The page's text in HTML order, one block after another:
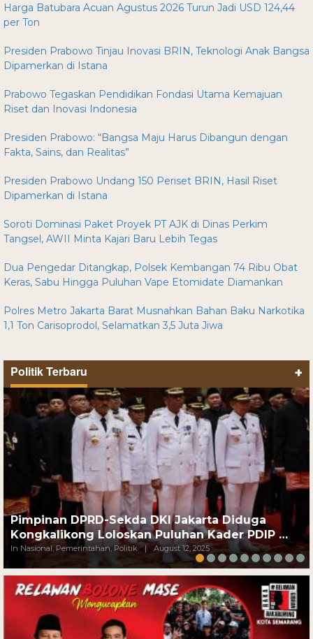
Harga Batubara Acuan Agustus 2026 Turun Jadi USD 124,44
per Ton
Presiden Prabowo Tinjau Inovasi BRIN, Teknologi Anak Bangsa
Dipamerkan di Istana
Prabowo Tegaskan Pendidikan Fondasi Utama Kemajuan
Riset dan Inovasi Indonesia
Presiden Prabowo: “Bangsa Maju Harus Dibangun dengan
Fakta, Sains, dan Realitas”
Presiden Prabowo Undang 150 Periset BRIN, Hasil Riset
Dipamerkan di Istana
Soroti Dominasi Paket Proyek PT AJK di Dinas Perkim
Tangsel, AWII Minta Kajari Baru Lebih Tegas
Dua Pengedar Ditangkap, Polsek Kembangan 74 Ribu Obat
Keras, Sabu Hingga Puluhan Vape Etomidate Diamankan
Polres Metro Jakarta Barat Musnahkan Bahan Baku Narkotika
1,1 Ton Carisoprodol, Selamatkan 3,5 Juta Jiwa
Politik Terbaru +
Pimpinan DPRD-Sekda DKI Jakarta Diduga
Kongkalikong Loloskan Puluhan Kader PDIP …
In Nasional, Pemerintahan, Politik | August 12, 2025